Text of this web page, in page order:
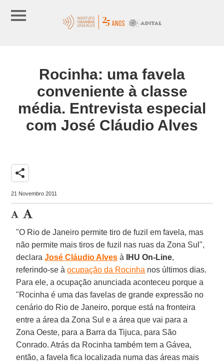
Rocinha: uma favela
conveniente à classe
média. Entrevista especial
com José Cláudio Alves
share
21 Novembro 2011
"O Rio de Janeiro permite tiro de fuzil em favela, mas
não permite mais tiros de fuzil nas ruas da Zona Sul",
declaraJosé Cláudio Alves à IHU On-Line,
referindo-se àocupação da Rocinha nos últimos dias.
Para ele, a ocupação anunciada aconteceu porque a
"Rocinha é uma das favelas de grande expressão no
cenário do Rio de Janeiro, porque está na fronteira
entre a área da Zona Sul e a área que vai para a
Zona Oeste, para a Barra da Tijuca, para São
Conrado. Atrás da Rocinha também tem a Gávea,
então, a favela fica localizada numa das áreas mais